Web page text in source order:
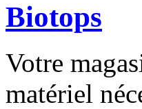
Biotops
Votre
matériel